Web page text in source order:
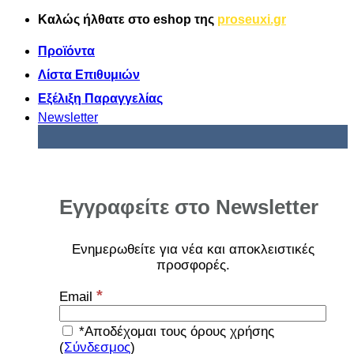
Μετάβαση
περιεχόμενο
Καλώς ήλθατε στο eshop της proseuxi.gr
Προϊόντα
Λίστα Επιθυμιών
Εξέλιξη Παραγγελίας
Newsletter
Εγγραφείτε στο Newsletter
Ενημερωθείτε για νέα και αποκλειστικές
προσφορές.
Email*
*Αποδέχομαι τους όρους χρήσης
(Σύνδεσμος)